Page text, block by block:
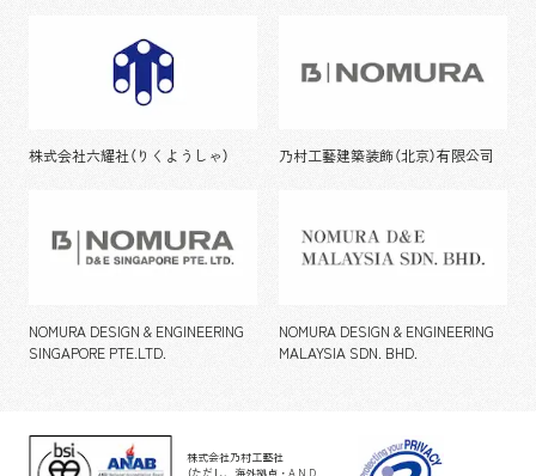
株式会社六耀社（りくようしゃ） 乃村工藝建築装飾（北京）有限公司
NOMURA DESIGN & ENGINEERING
SINGAPORE PTE.LTD.
NOMURA DESIGN & ENGINEERING
MALAYSIA SDN. BHD.
株式会社乃村工藝社
（ただし、海外拠点・A.N.D.